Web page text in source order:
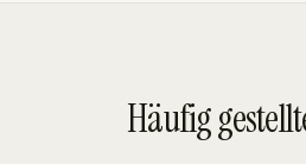
Häufig